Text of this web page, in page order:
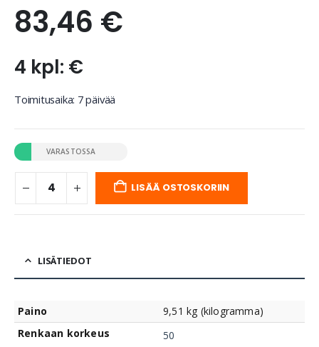
83,46 €
4 kpl: €
Toimitusaika: 7 päivää
VARASTOSSA
LISÄÄ OSTOSKORIIN
LISÄTIEDOT
Paino
9,51 kg (kilogramma)
Renkaan korkeus
50